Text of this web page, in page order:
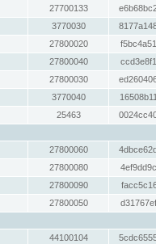
27700133
3770030
27800020
27800040
27800030
3770040
25463
27800060
27800080
27800090
27800050
44100104